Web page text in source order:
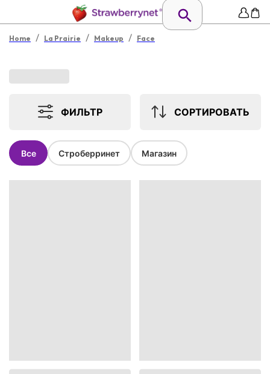
Home / La Prairie / Makeup / Face
ФИЛЬТР СОРТИРОВАТЬ
Все Строберринет Магазин